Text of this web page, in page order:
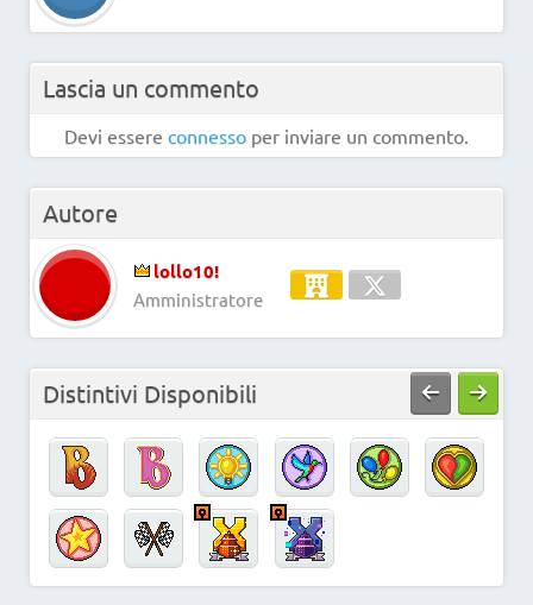
Lascia un commento
Devi essere connesso per inviare un commento.
Autore
lollo10!
Amministratore
Distintivi Disponibili